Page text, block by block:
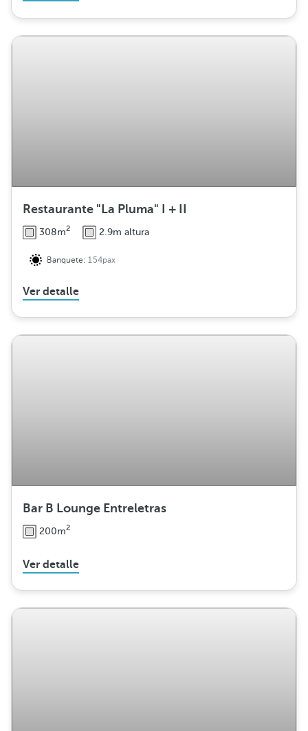
Restaurante "La Pluma" I + II
308m2 2.9m altura
Banquete:154pax
Ver detalle
Bar B Lounge Entreletras
200m2
Ver detalle